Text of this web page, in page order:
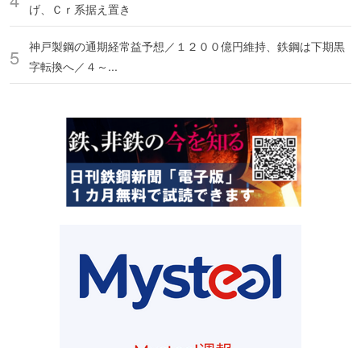
げ、Ｃｒ系据え置き
神戸製鋼の通期経常益予想／１２００億円維持、鉄鋼は下期黒
字転換へ／４～...